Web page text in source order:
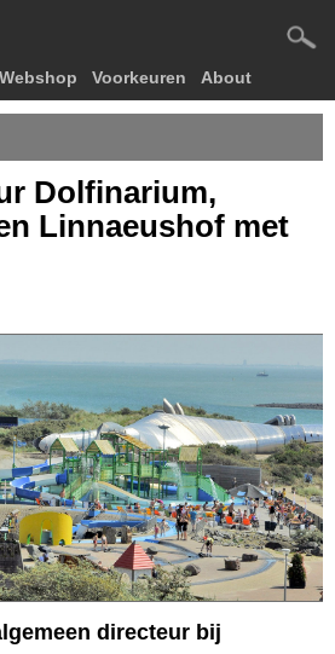
Webshop Voorkeuren About
Dolfinarium,
Linnaeushof met
directeur bij